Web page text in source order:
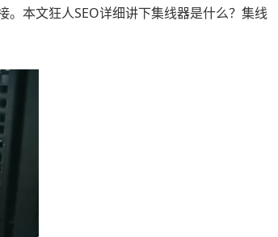
本文狂人SEO详细讲下集线器是什么？集线